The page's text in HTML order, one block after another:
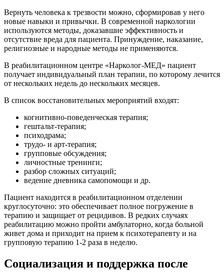
Вернуть человека к трезвости можно, сформировав у него
новые навыки и привычки. В современной наркологии
используются методы, доказавшие эффективность и
отсутствие вреда для пациента. Принуждение, наказание,
религиозные и народные методы не применяются.
В реабилитационном центре «Нарколог-МЕД» пациент
получает индивидуальный план терапии, по которому лечится
от нескольких недель до нескольких месяцев.
В список восстановительных мероприятий входят:
когнитивно-поведенческая терапия;
гештальт-терапия;
психодрама;
трудо- и арт-терапия;
групповые обсуждения;
личностные тренинги;
разбор сложных ситуаций;
ведение дневника самопомощи и др.
Пациент находится в реабилитационном отделении
круглосуточно: это обеспечивает полное погружение в
терапию и защищает от рецидивов. В редких случаях
реабилитацию можно пройти амбулаторно, когда больной
живет дома и приходит на прием к психотерапевту и на
групповую терапию 1-2 раза в неделю.
Социализация и поддержка после